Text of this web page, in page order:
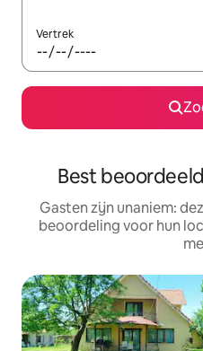
Vertrek
Best
Gasten zijn unaniem:
beoordeling voor hun